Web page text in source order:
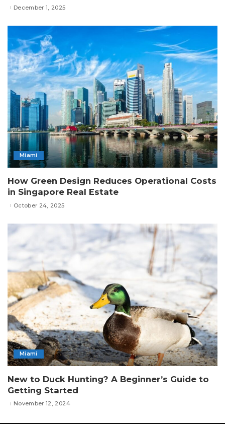
December 1, 2025
Miami
How Green Design Reduces Operational Costs
in Singapore Real Estate
October 24, 2025
Miami
New to Duck Hunting? A Beginner’s Guide to
Getting Started
November 12, 2024